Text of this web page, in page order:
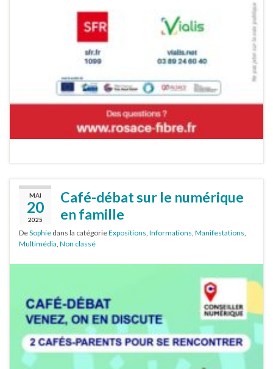
MAI
20
2025
Café-débat sur le numérique
en famille
DeSophie dans la catégorieExpositions, Informations, Manifestations,
Multimédia, Non classé